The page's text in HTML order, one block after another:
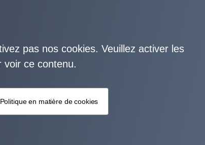
pas nos cookies. Veuillez activer les
voir ce contenu.
Politique en matière de cookies